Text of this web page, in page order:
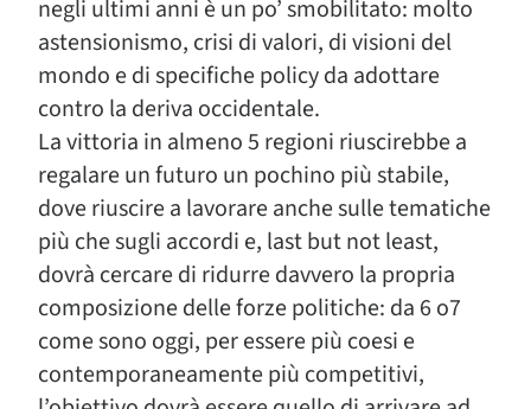
negli ultimi anni è un po’ smobilitato: molto
astensionismo, crisi di valori, di visioni del
mondo e di specifiche policy da adottare
contro la deriva occidentale.
La vittoria in almeno 5 regioni riuscirebbe a
regalare un futuro un pochino più stabile,
dove riuscire a lavorare anche sulle tematiche
più che sugli accordi e, last but not least,
dovrà cercare di ridurre davvero la propria
composizione delle forze politiche: da 6 o7
come sono oggi, per essere più coesi e
contemporaneamente più competitivi,